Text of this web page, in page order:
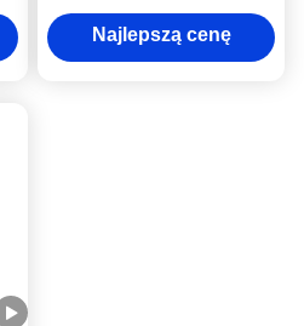
dla Isuzu NHR 600P 4JB1T
4BE1 4BD1
Najlepszą cenę